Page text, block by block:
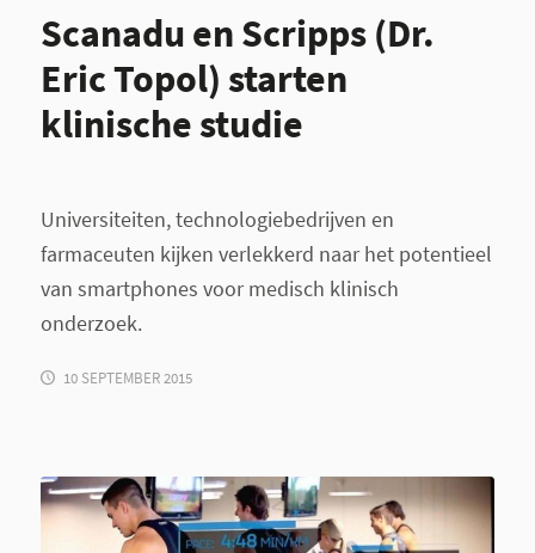
Scanadu en Scripps (Dr.
Eric Topol) starten
klinische studie
Universiteiten, technologiebedrijven en
farmaceuten kijken verlekkerd naar het potentieel
van smartphones voor medisch klinisch
onderzoek.
10 SEPTEMBER 2015